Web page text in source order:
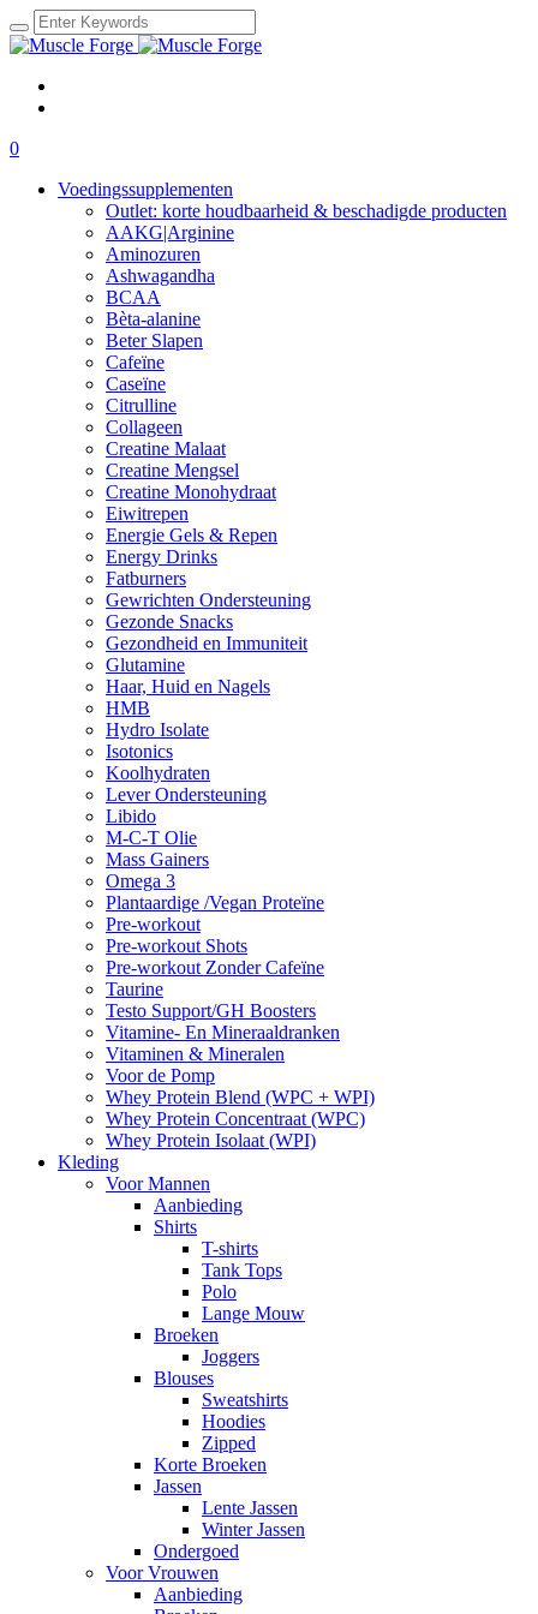
0
Voedingssupplementen
Outlet: korte houdbaarheid & beschadigde producten
AAKG|Arginine
Aminozuren
Ashwagandha
BCAA
Bèta-alanine
Beter Slapen
Cafeïne
Caseïne
Citrulline
Collageen
Creatine Malaat
Creatine Mengsel
Creatine Monohydraat
Eiwitrepen
Energie Gels & Repen
Energy Drinks
Fatburners
Gewrichten Ondersteuning
Gezonde Snacks
Gezondheid en Immuniteit
Glutamine
Haar, Huid en Nagels
HMB
Hydro Isolate
Isotonics
Koolhydraten
Lever Ondersteuning
Libido
M-C-T Olie
Mass Gainers
Omega 3
Plantaardige /Vegan Proteïne
Pre-workout
Pre-workout Shots
Pre-workout Zonder Cafeïne
Taurine
Testo Support/GH Boosters
Vitamine- En Mineraaldranken
Vitaminen & Mineralen
Voor de Pomp
Whey Protein Blend (WPC + WPI)
Whey Protein Concentraat (WPC)
Whey Protein Isolaat (WPI)
Kleding
Voor Mannen
Aanbieding
Shirts
T-shirts
Tank Tops
Polo
Lange Mouw
Broeken
Joggers
Blouses
Sweatshirts
Hoodies
Zipped
Korte Broeken
Jassen
Lente Jassen
Winter Jassen
Ondergoed
Voor Vrouwen
Aanbieding